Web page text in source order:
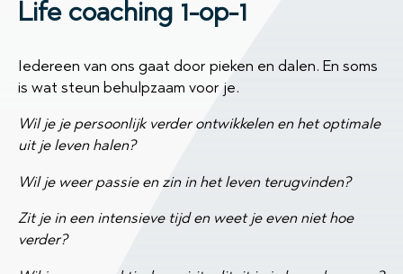
Life coaching 1-op-1
Iedereen van ons gaat door pieken en dalen. En soms
is wat steun behulpzaam voor je.
Wil je je persoonlijk verder ontwikkelen en het optimale
uit je leven halen?
Wil je weer passie en zin in het leven terugvinden?
Zit je in een intensieve tijd en weet je even niet hoe
verder?